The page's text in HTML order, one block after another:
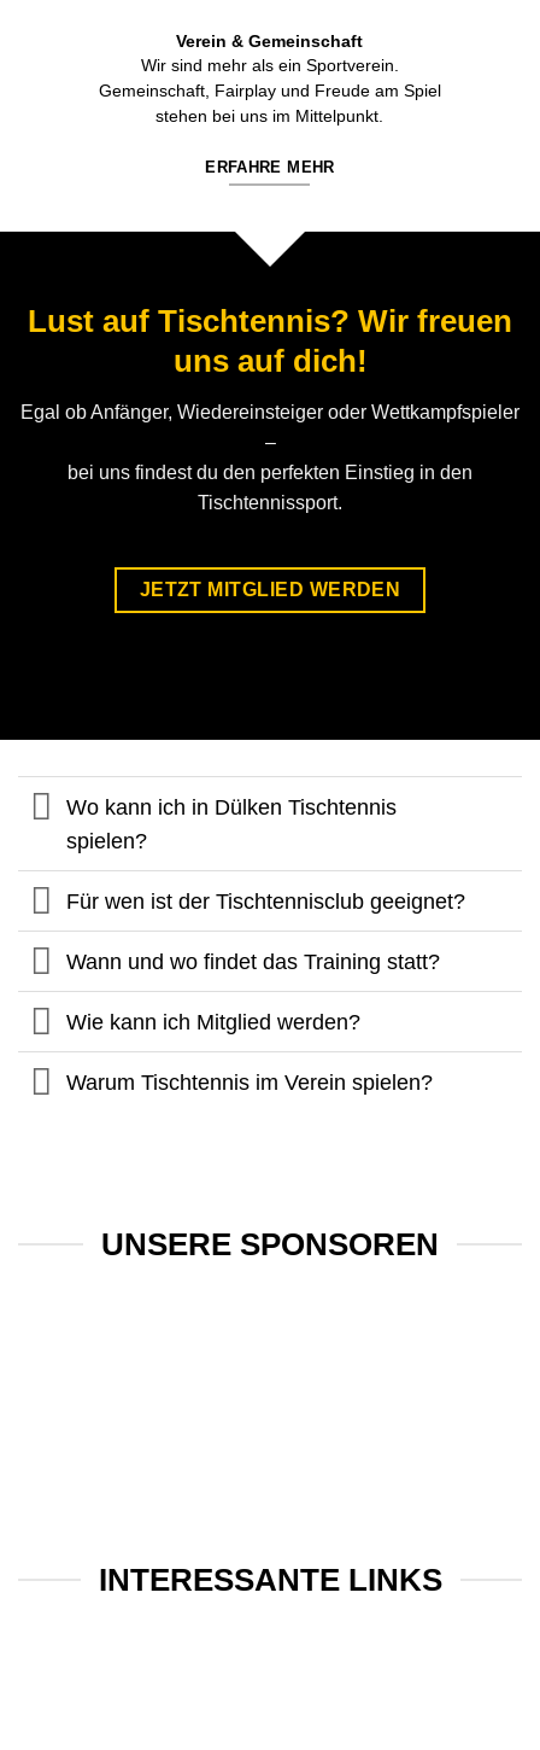
Verein & Gemeinschaft
Wir sind mehr als ein Sportverein.
Gemeinschaft, Fairplay und Freude am Spiel
stehen bei uns im Mittelpunkt.
ERFAHRE MEHR
Lust auf Tischtennis? Wir freuen
uns auf dich!
Egal ob Anfänger, Wiedereinsteiger oder Wettkampfspieler
–
bei uns findest du den perfekten Einstieg in den
Tischtennissport.
JETZT MITGLIED WERDEN
Wo kann ich in Dülken Tischtennis
spielen?
Für wen ist der Tischtennisclub geeignet?
Wann und wo findet das Training statt?
Wie kann ich Mitglied werden?
Warum Tischtennis im Verein spielen?
UNSERE SPONSOREN
INTERESSANTE LINKS